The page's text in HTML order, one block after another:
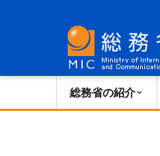
総務省の紹介